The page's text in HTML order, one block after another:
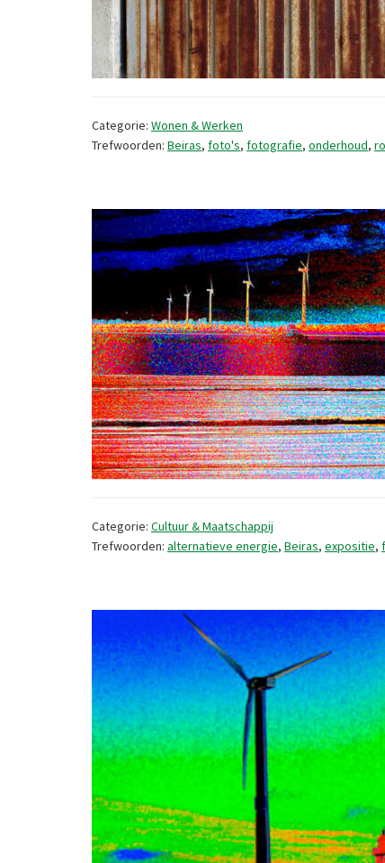
Categorie: Wonen & Werken
Trefwoorden: Beiras, foto's, fotografie, onderhoud,
Categorie: Cultuur & Maatschappij
Trefwoorden: alternatieve energie, Beiras, expositie,